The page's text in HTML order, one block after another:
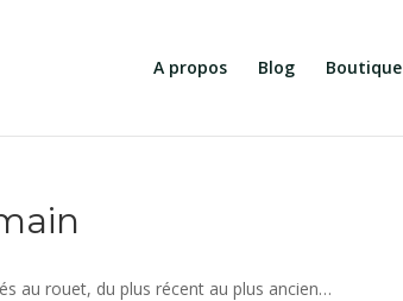
A propos Blog Boutique
au rouet, du plus récent au plus ancien…